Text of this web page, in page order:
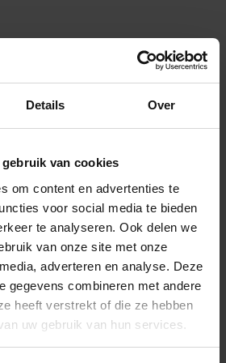
Details Over
van cookies
om content en advertenties te
voor social media te bieden
te analyseren. Ook delen we
van onze site met onze
adverteren en analyse. Deze
gegevens combineren met andere
heeft verstrekt of die ze hebben
uw gebruik van hun services.
een API
gebruikmaken van de API.
ook gebruiken om zelf
dat je aan anderen
de API?
goede API is